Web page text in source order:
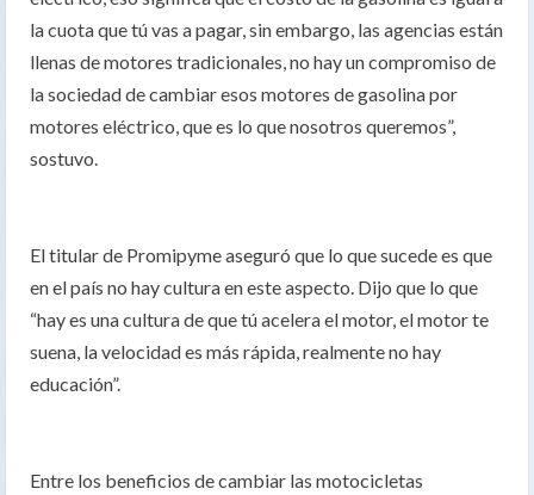
la cuota que tú vas a pagar, sin embargo, las agencias están
llenas de motores tradicionales, no hay un compromiso de
la sociedad de cambiar esos motores de gasolina por
motores eléctrico, que es lo que nosotros queremos”,
sostuvo.
El titular de Promipyme aseguró que lo que sucede es que
en el país no hay cultura en este aspecto. Dijo que lo que
“hay es una cultura de que tú acelera el motor, el motor te
suena, la velocidad es más rápida, realmente no hay
educación”.
Entre los beneficios de cambiar las motocicletas